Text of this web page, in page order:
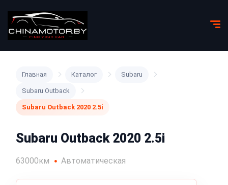
Главная Каталог Subaru
Subaru Outback
Subaru Outback 2020 2.5i
Subaru Outback 2020 2.5i
63000км Автоматическая